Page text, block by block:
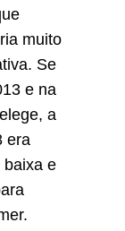
muito
Se
e na
a
era
baixa e